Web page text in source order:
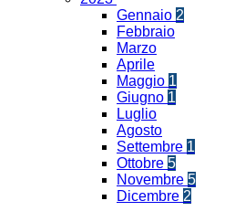
Gennaio 2
Febbraio
Marzo
Aprile
Maggio 1
Giugno 1
Luglio
Agosto
Settembre 1
Ottobre 5
Novembre 5
Dicembre 2